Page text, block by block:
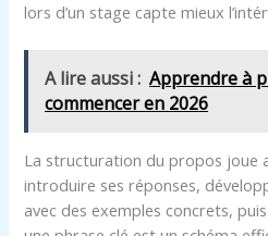
lors d’un stage capte mieux
A lire aussi : Apprendre à
commencer en 2026
La structuration du propos joue
introduire ses réponses,
avec des exemples concrets,